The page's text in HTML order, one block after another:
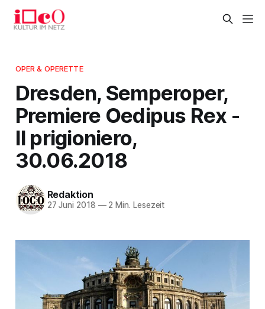
OPER & OPERETTE
Dresden, Semperoper,
Premiere Oedipus Rex -
Il prigioniero,
30.06.2018
Redaktion
27 Juni 2018 —2 Min. Lesezeit